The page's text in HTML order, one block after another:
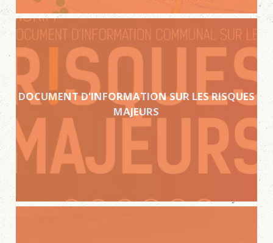
DOCUMENT D'INFORMATION SUR LES RISQUES
MAJEURS